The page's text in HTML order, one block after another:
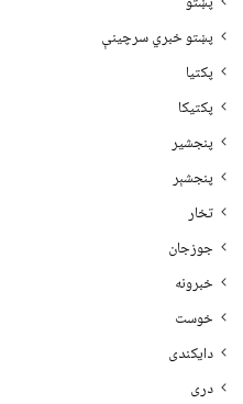
پښتو خبري سرچينې
پکتيا
پکتیکا
پنجشیر
پنجشېر
تخار
جوزجان
خبرونه
خوست
دایکندی
دری